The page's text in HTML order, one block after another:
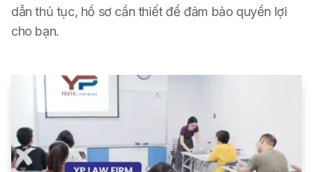
dẫn thủ tục, hồ sơ cần thiết để đảm bảo quyền lợi
cho bạn.